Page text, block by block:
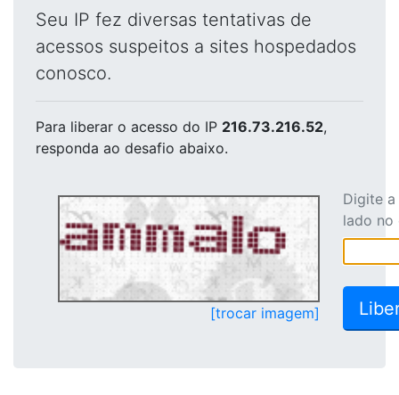
Seu IP fez diversas tentativas de
acessos suspeitos a sites hospedados
conosco.
Para liberar o acesso do IP 216.73.216.52,
responda ao desafio abaixo.
[trocar imagem]
Digite
lado no